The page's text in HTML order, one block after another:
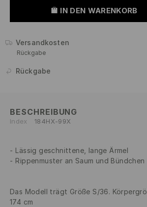
IN DEN WARENKORB
Versandkosten
Rückgabe
Rückgabe
BESCHREIBUNG
Index 184HX-99X
Lässig geschnittene, lange Ärmel
Rippenmuster an Saum und Bündchen
Das Modell trägt Größe S/36.
174 cm